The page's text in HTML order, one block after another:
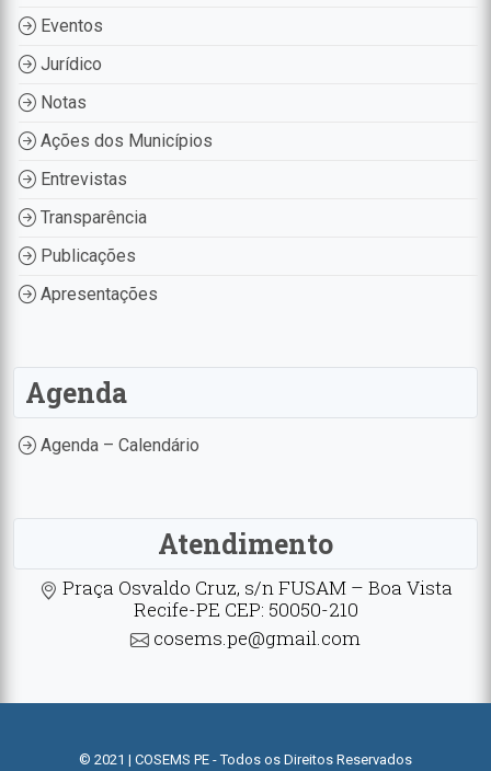
Eventos
Jurídico
Notas
Ações dos Municípios
Entrevistas
Transparência
Publicações
Apresentações
Agenda
Agenda – Calendário
Atendimento
Praça Osvaldo Cruz, s/n FUSAM – Boa Vista
Recife-PE CEP: 50050-210
cosems.pe@gmail.com
© 2021 | COSEMS PE - Todos os Direitos Reservados